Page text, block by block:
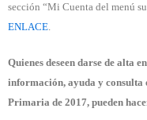
sección “Mi Cuenta del menú
ENLACE.
Quienes deseen darse de alta
información, ayuda y consulta
Primaria de 2017, pueden